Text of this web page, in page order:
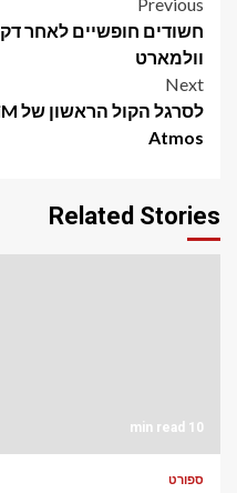
Post
navigation
חשודים חופשיים לאחר
וולמארט
Next
Atmos
Related Stories
10 min read
ספורט